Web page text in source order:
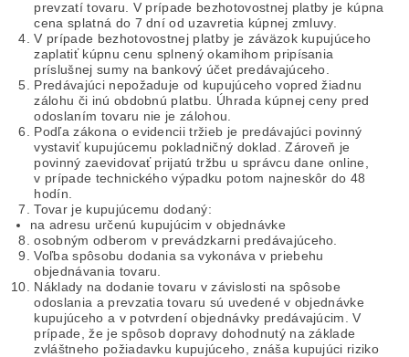
prevzatí tovaru. V prípade bezhotovostnej platby je kúpna
cena splatná do 7 dní od uzavretia kúpnej zmluvy.
V prípade bezhotovostnej platby je záväzok kupujúceho
zaplatiť kúpnu cenu splnený okamihom pripísania
príslušnej sumy na bankový účet predávajúceho.
Predávajúci nepožaduje od kupujúceho vopred žiadnu
zálohu či inú obdobnú platbu. Úhrada kúpnej ceny pred
odoslaním tovaru nie je zálohou.
Podľa zákona o evidencii tržieb je predávajúci povinný
vystaviť kupujúcemu pokladničný doklad. Zároveň je
povinný zaevidovať prijatú tržbu u správcu dane online,
v prípade technického výpadku potom najneskôr do 48
hodín.
Tovar je kupujúcemu dodaný:
na adresu určenú kupujúcim v objednávke
osobným odberom v prevádzkarni predávajúceho.
Voľba spôsobu dodania sa vykonáva v priebehu
objednávania tovaru.
Náklady na dodanie tovaru v závislosti na spôsobe
odoslania a prevzatia tovaru sú uvedené v objednávke
kupujúceho a v potvrdení objednávky predávajúcim. V
prípade, že je spôsob dopravy dohodnutý na základe
zvláštneho požiadavku kupujúceho, znáša kupujúci riziko